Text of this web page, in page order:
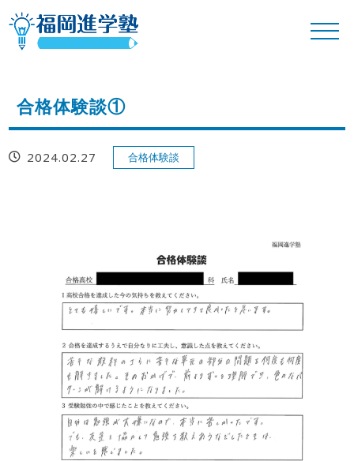
合格体験談①
2024.02.27 合格体験談